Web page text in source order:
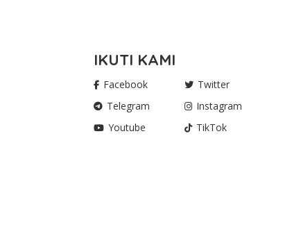
IKUTI KAMI
Facebook
Twitter
Telegram
Instagram
Youtube
TikTok